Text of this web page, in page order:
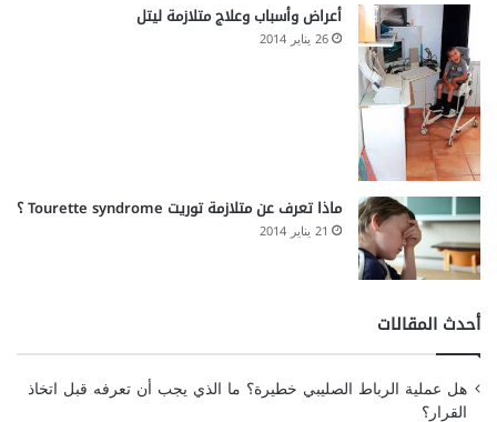
أعراض وأسباب وعلاج متلازمة ليتل
26 يناير 2014
ماذا تعرف عن متلازمة توريت Tourette syndrome ؟
21 يناير 2014
أحدث المقالات
هل عملية الرباط الصليبي خطيرة؟ ما الذي يجب أن تعرفه قبل اتخاذ
القرار؟